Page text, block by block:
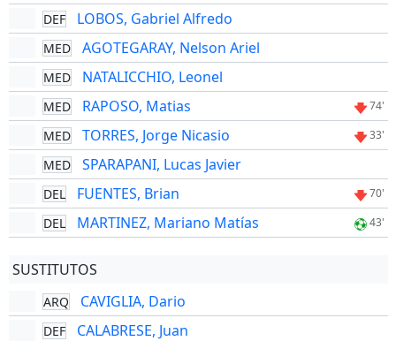
DEF LOBOS, Gabriel Alfredo
MED AGOTEGARAY, Nelson Ariel
MED NATALICCHIO, Leonel
MED RAPOSO, Matias 74'
MED TORRES, Jorge Nicasio 33'
MED SPARAPANI, Lucas Javier
DEL FUENTES, Brian 70'
DEL MARTINEZ, Mariano Matías 43'
SUSTITUTOS
ARQ CAVIGLIA, Dario
DEF CALABRESE, Juan